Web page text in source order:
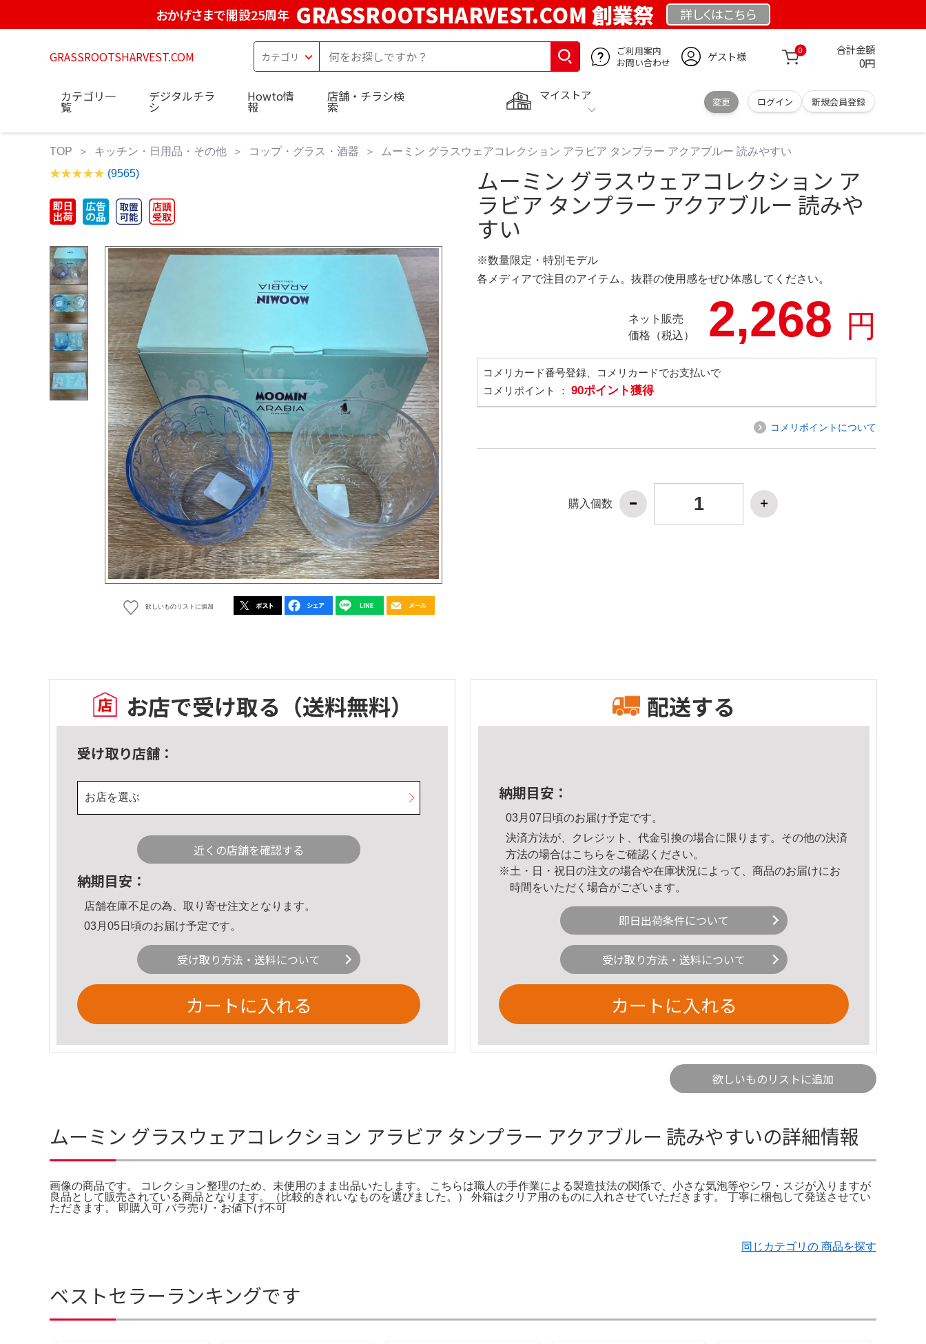
おかげさまで開設25周年 GRASSROOTSHARVEST.COM 創業祭 詳しくはこちら
GRASSROOTSHARVEST.COM
ご利用案内
お問い合わせ
ゲスト様 0 合計金額
0円
マイストア
変更 ログイン 新規会員登録
カテゴリ一
覧
デジタルチラ
シ
Howto情
報
店舗・チラシ検
索
TOP キッチン・日用品・その他 コップ・グラス・酒器
ムーミン グラスウェアコレクション アラビア タンプラー アクアブルー 読みやすい
(9565)
欲しいものリストに追加
ムーミン グラスウェアコレクション ア
ラビア タンプラー アクアブルー 読みや
すい
※数量限定・特別モデル
各メディアで注目のアイテム。抜群の使用感をぜひ体感してください。
ネット販売
価格（税込）
2,268 円
コメリカード番号登録、コメリカードでお支払いで
コメリポイント ： 90ポイント獲得
コメリポイントについて
購入個数
お店で受け取る （送料無料）
受け取り店舗：
お店を選ぶ
近くの店舗を確認する
納期目安：
店舗在庫不足の為、取り寄せ注文となります。
03月05日頃のお届け予定です。
受け取り方法・送料について
カートに入れる
配送する
納期目安：
03月07日頃のお届け予定です。
決済方法が、クレジット、代金引換の場合に限ります。その他の決済
方法の場合はこちら をご確認ください。
※土・日・祝日の注文の場合や在庫状況によって、商品のお届けにお
時間をいただく場合がございます。
即日出荷条件について
受け取り方法・送料について
カートに入れる
欲しいものリストに追加
ムーミン グラスウェアコレクション アラビア タンプラー アクアブルー 読みやすいの詳細情報
画像の商品です。 コレクション整理のため、未使用のまま出品いたします。 こちらは職人の手作業による製造技法の関係で、小さな気泡等やシワ・スジが入りますが
良品として販売されている商品となります。（比較的きれいなものを選びました。） 外箱はクリア用のものに入れさせていただきます。 丁寧に梱包して発送させてい
ただきます。 即購入可 バラ売り・お値下げ不可
同じカテゴリの 商品を探す
ベストセラーランキングです